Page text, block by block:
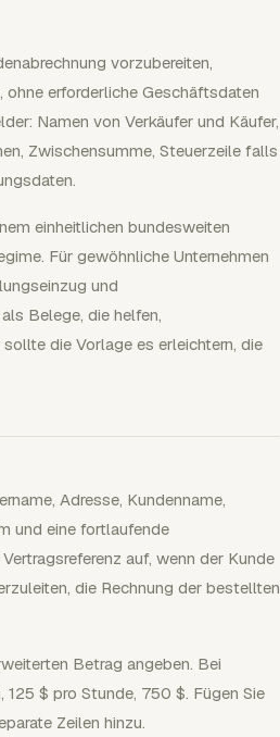
vorzubereiten,
erforderliche Geschäftsdaten
Namen von Verkäufer und Käufer,
Zwischensumme, Steuerzeile falls
einheitlichen bundesweiten
Für gewöhnliche Unternehmen
und
Belege, die helfen,
die Vorlage es erleichtern, die
Adresse, Kundenname,
und eine fortlaufende
auf, wenn der Kunde
die Rechnung der bestellten
Betrag angeben. Bei
$ pro Stunde, 750 $. Fügen Sie
Zeilen hinzu.